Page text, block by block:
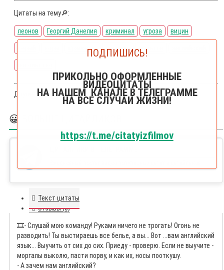
Цитаты на тему🔎:
леонов Георгий Данелия криминал угроза вицин
крамаров насилие муратов
Другие цитаты из фильма Джентельмены удачи
😀 БОЛЬШЕ ЦИТАЙЛИКОВ
Текст цитаты
Отзывы (0)
🎞️- Слушай мою команду! Руками ничего не трогать! Огонь не
разводить! Ты выстираешь все белье, а вы... Вот ...вам английский
язык... Выучить от сих до сих. Приеду - проверю. Если не выучите -
моргалы выколю, пасти порву, и как их, носы пооткушу.
- А зачем нам английский?
ПОДПИШИСЬ!
ПРИКОЛЬНО ОФОРМЛЕННЫЕ
ВИДЕОЦИТАТЫ
НА НАШЕМ КАНАЛЕ В ТЕЛЕГРАММЕ
НА ВСЕ СЛУЧАИ ЖИЗНИ!
https://t.me/citatyizfilmov